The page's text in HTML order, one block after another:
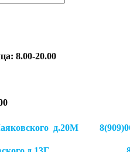
8.00-20.00